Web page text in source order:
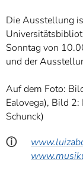
Die Ausstellung
Sonntag von
und der
Auf dem Foto:
Ealovega), Bild 2:
Schunck)
ⓘ